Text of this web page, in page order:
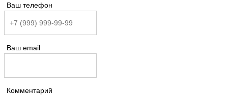
Ваш телефон
Ваш email
Комментарий